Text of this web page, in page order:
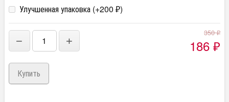
Улучшенная упаковка (+200 ₽)
− +
350₽
186 ₽